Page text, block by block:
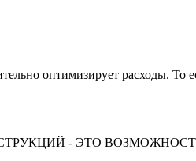
оптимизирует расходы. То
- ЭТО